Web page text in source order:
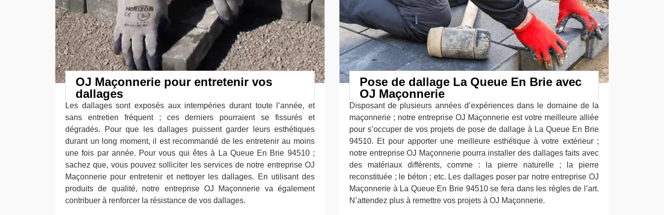
OJ Maçonnerie pour entretenir vos
dallages
Les dallages sont exposés aux intempéries durant toute l’année, et
sans entretien fréquent ; ces derniers pourraient se fissurés et
dégradés. Pour que les dallages puissent garder leurs esthétiques
durant un long moment, il est recommandé de les entretenir au moins
une fois par année. Pour vous qui êtes à La Queue En Brie 94510 ;
sachez que, vous pouvez solliciter les services de notre entreprise OJ
Maçonnerie pour entretenir et nettoyer les dallages. En utilisant des
produits de qualité, notre entreprise OJ Maçonnerie va également
contribuer à renforcer la résistance de vos dallages.
Pose de dallage La Queue En Brie avec
OJ Maçonnerie
Disposant de plusieurs années d’expériences dans le domaine de la
maçonnerie ; notre entreprise OJ Maçonnerie est votre meilleure alliée
pour s’occuper de vos projets de pose de dallage à La Queue En Brie
94510. Et pour apporter une meilleure esthétique à votre extérieur ;
notre entreprise OJ Maçonnerie pourra installer des dallages faits avec
des matériaux différents, comme : la pierre naturelle ; la pierre
reconstituée ; le béton ; etc. Les dallages poser par notre entreprise OJ
Maçonnerie à La Queue En Brie 94510 se fera dans les règles de l’art.
N’attendez plus à remettre vos projets à OJ Maçonnerie.